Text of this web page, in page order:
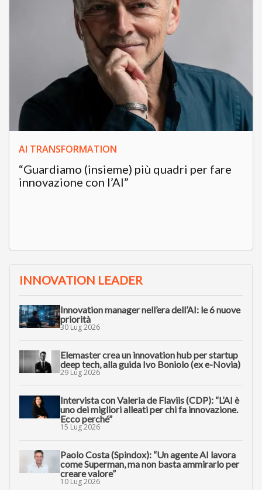
AI TRANSFORMATION
“Guardiamo (insieme) più quadri per fare
innovazione con l’AI”
INNOVATION LEADER
Innovation manager nell’era dell’AI: le 6 nuove
priorità
30 Lug 2026
Elemaster crea un innovation hub per startup
deep tech, alla guida Ivo Boniolo (ex e-Novia)
29 Lug 2026
Intervista con Valeria de Flaviis (CDP): “L’AI è
uno dei migliori alleati per chi fa innovazione.
Ecco perché”
15 Lug 2026
Paolo Costa (Spindox): “Un agente AI lavora
come Superman, ma non basta ammirarlo per
creare valore”
10 Lug 2026